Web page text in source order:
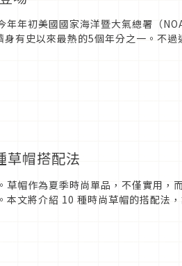
年初美國國家海洋暨大氣總署（
有史以來最熱的5個年分之一。不過
過酷熱的夏季，相信是全台...
草帽搭配法
帽作為夏季時尚單品，不僅實用，
文將介紹 10 種時尚草帽的搭配法